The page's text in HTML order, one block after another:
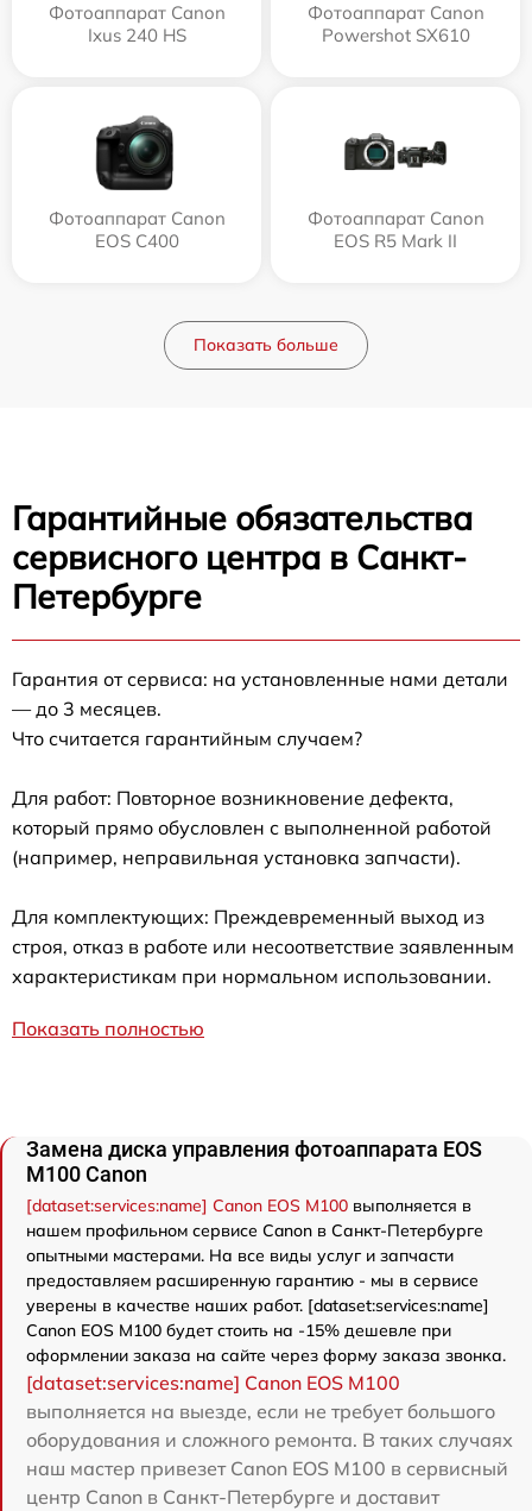
Фотоаппарат Canon
Ixus 240 HS
Фотоаппарат Canon
Powershot SX610
Фотоаппарат Canon
EOS C400
Фотоаппарат Canon
EOS R5 Mark II
Показать больше
Гарантийные обязательства
сервисного центра в Санкт-
Петербурге
Гарантия от сервиса: на установленные нами детали
— до 3 месяцев.
Что считается гарантийным случаем?
Для работ: Повторное возникновение дефекта,
который прямо обусловлен с выполненной работой
(например, неправильная установка запчасти).
Для комплектующих: Преждевременный выход из
строя, отказ в работе или несоответствие заявленным
характеристикам при нормальном использовании.
Показать полностью
Замена диска управления фотоаппарата EOS
M100 Canon
[dataset:services:name] Canon EOS M100 выполняется в
нашем профильном сервисе Canon в Санкт-Петербурге
опытными мастерами. На все виды услуг и запчасти
предоставляем расширенную гарантию - мы в сервисе
уверены в качестве наших работ. [dataset:services:name]
Canon EOS M100 будет стоить на -15% дешевле при
оформлении заказа на сайте через форму заказа звонка.
[dataset:services:name] Canon EOS M100
выполняется на выезде, если не требует большого
оборудования и сложного ремонта. В таких случаях
наш мастер привезет Canon EOS M100 в сервисный
центр Canon в Санкт-Петербурге и доставит